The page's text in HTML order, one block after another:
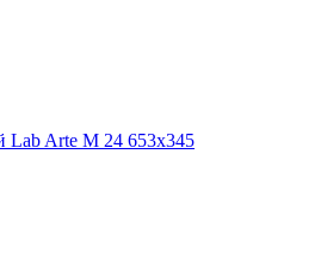
Lab Arte М 24 653х345